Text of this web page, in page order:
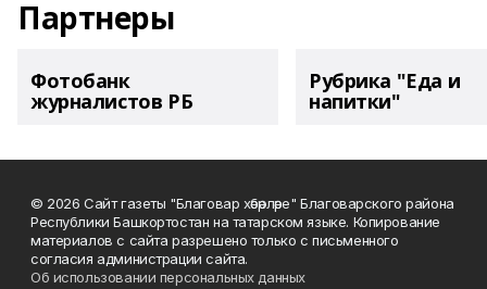
Партнеры
Фотобанк
журналистов РБ
Рубрика "Еда и
напитки"
© 2026 Сайт газеты "Благовар хәбәрләре" Благоварского района
Республики Башкортостан на татарском языке. Копирование
материалов с сайта разрешено только с письменного
согласия администрации сайта.
Об использовании персональных данных